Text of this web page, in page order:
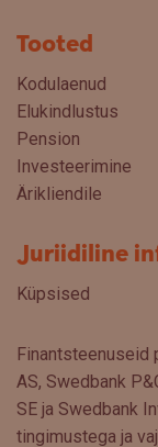
Tooted
Kodulaenud
Elukindlustus
Pension
Investeerimine
Ärikliendile
Juriidiline
Küpsised
Finantsteenuseid
AS, Swedbank
SE ja Swedbank
tingimustega ja